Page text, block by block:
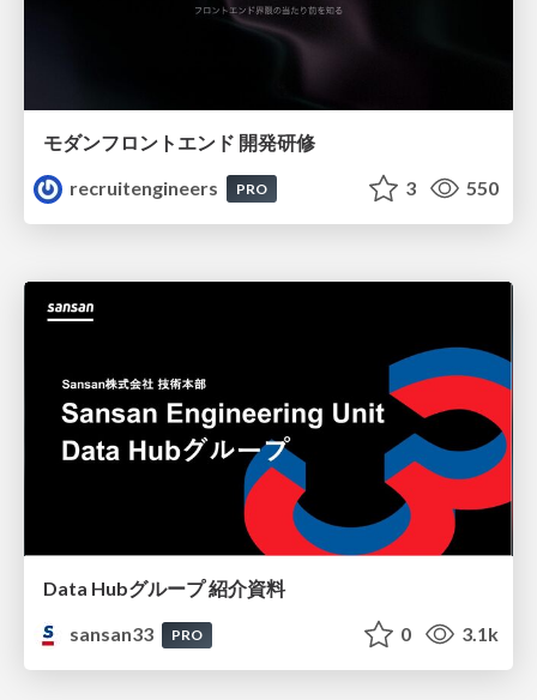
モダンフロントエンド 開発研修
recruitengineers
PRO 3 550
Data Hubグループ 紹介資料
sansan33
PRO 0 3.1k